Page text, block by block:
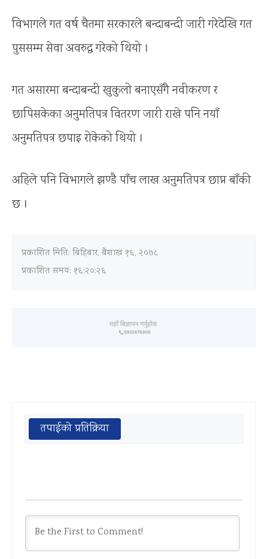
विभागले गत वर्ष चैतमा सरकारले बन्दाबन्दी जारी गरेदेखि गत
पुससम्म सेवा अवरुद्ध गरेको थियो ।
गत असारमा बन्दाबन्दी खुकुलो बनाएसँगै नवीकरण र
छापिसकेका अनुमतिपत्र वितरण जारी राखे पनि नयाँ
अनुमतिपत्र छपाइ रोकेको थियो ।
अहिले पनि विभागले झण्डै पाँच लाख अनुमतिपत्र छाप्न बाँकी
छ ।
प्रकाशित मिति: बिहिबार, बैशाख १६, २०७८
प्रकाशित समय: १६:२०:२६
तपाईको प्रतिक्रिया